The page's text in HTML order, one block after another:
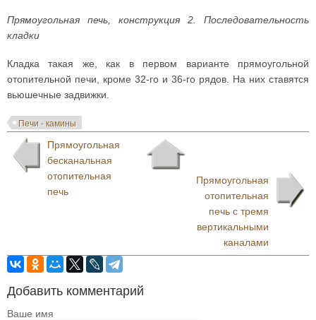
Прямоугольная печь, конструкция 2. Последовательность
кладки
Кладка такая же, как в первом варианте прямоугольной
отопительной печи, кроме 32-го и 36-го рядов. На них ставятся
вьюшечные задвижки.
Печи - камины
Прямоугольная
бесканальная
отопительная
печь
Прямоугольная
отопительная
печь с тремя
вертикальными
каналами
Добавить комментарий
Ваше имя